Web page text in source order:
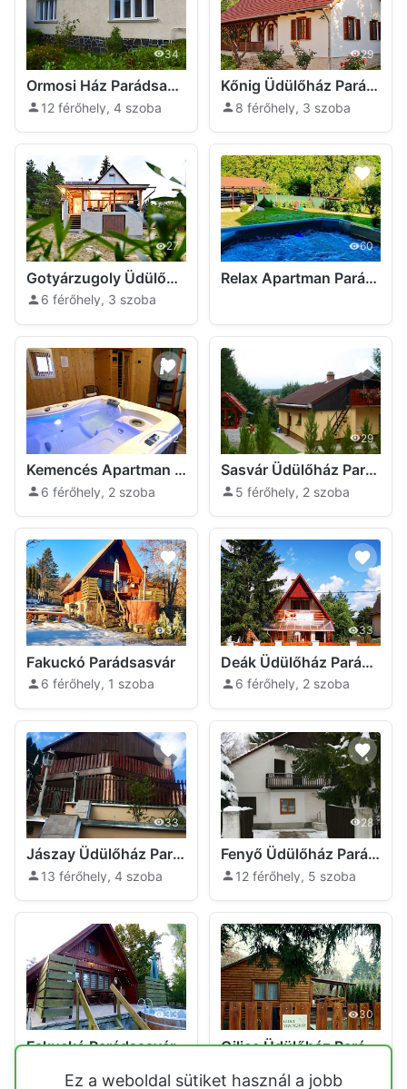
34
Ormosi Ház Parádsasvár
12 férőhely, 4 szoba
29
Kőnig Üdülőház Parádsasvár
8 férőhely, 3 szoba
27
Gotyárzugoly Üdülőház Parádsasvár
6 férőhely, 3 szoba
60
Relax Apartman Parádsasvár
32
Kemencés Apartman Parádsasvár
6 férőhely, 2 szoba
29
Sasvár Üdülőház Parádsasvár
5 férőhely, 2 szoba
37
Fakuckó Parádsasvár
6 férőhely, 1 szoba
33
Deák Üdülőház Parádsasvár
6 férőhely, 2 szoba
33
Jászay Üdülőház Parádsasvár
13 férőhely, 4 szoba
28
Fenyő Üdülőház Parádsasvár
12 férőhely, 5 szoba
33
Fakuckó Parádsasvár
30
Gilice Üdülőház Parádsasvár
Ez a weboldal sütiket használ a jobb